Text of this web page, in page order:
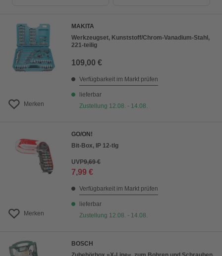
Preis aufsteigend
Preis absteigend
Bewertung
Merken
MAKITA
Werkzeugset, Kunststoff/Chrom-Vanadium-Stahl,
221-teilig
109,00 €
Verfügbarkeit im Markt prüfen
lieferbar
Zustellung 12.08. - 14.08.
Merken
GO/ON!
Bit-Box, IP 12-tlg
UVP9,69 €
7,99 €
Verfügbarkeit im Markt prüfen
lieferbar
Zustellung 12.08. - 14.08.
BOSCH